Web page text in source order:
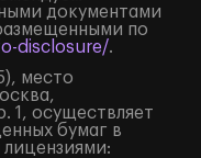
документами
по
disclosure/.
место
1, осуществляет
бумаг в